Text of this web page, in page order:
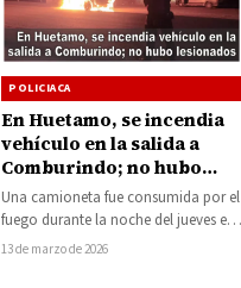
POLICIACA
En Huetamo, se incendia
vehículo en la salida a
Comburindo; no hubo
lesionados
Una camioneta fue consumida por el
fuego durante la noche del jueves en
la colonia Barrio de Dolores…
13 de marzo de 2026